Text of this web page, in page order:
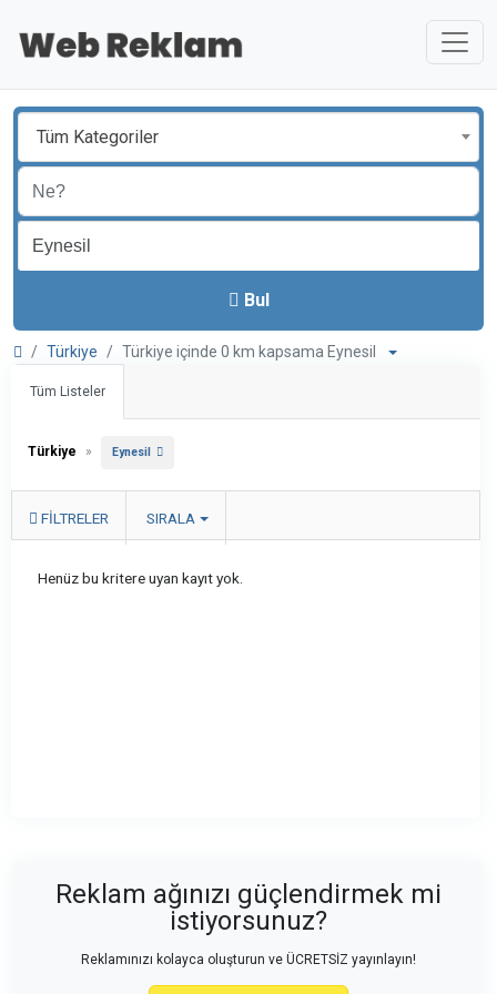
Tüm Kategoriler
Bul
Türkiye Türkiye içinde 0 km kapsama Eynesil
Tüm Listeler
Türkiye » Eynesil
FILTRELER SIRALA
Henüz bu kritere uyan kayıt yok.
Reklam ağınızı güçlendirmek mi
istiyorsunuz?
Reklamınızı kolayca oluşturun ve ÜCRETSİZ yayınlayın!